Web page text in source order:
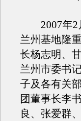
2007年2
兰州基地隆
长杨志明、
兰州市委书
子及各有关
团董事长李
良、张爱群